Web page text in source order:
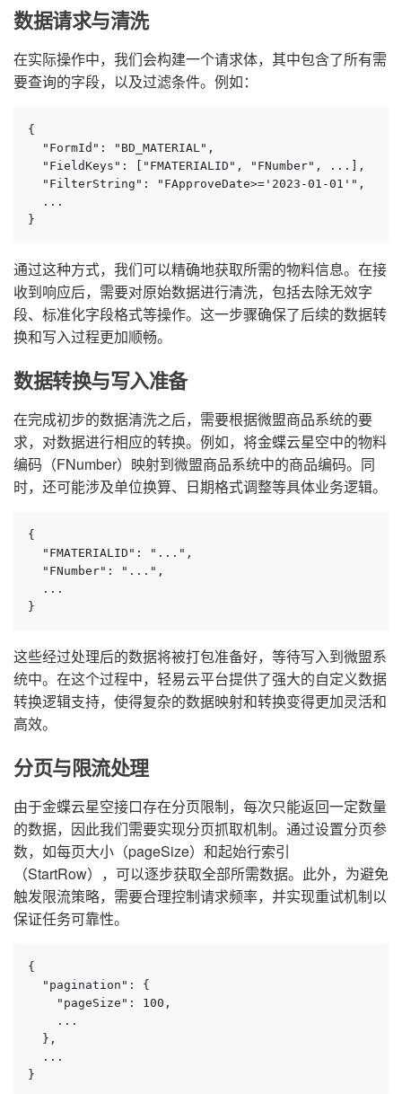
数据请求与清洗
在实际操作中，我们会构建一个请求体，其中包含了所有需
要查询的字段，以及过滤条件。例如：
{
  "FormId": "BD_MATERIAL",
  "FieldKeys": ["FMATERIALID", "FNumber", ...],
  "FilterString": "FApproveDate>='2023-01-01'",
  ...
}
通过这种方式，我们可以精确地获取所需的物料信息。在接
收到响应后，需要对原始数据进行清洗，包括去除无效字
段、标准化字段格式等操作。这一步骤确保了后续的数据转
换和写入过程更加顺畅。
数据转换与写入准备
在完成初步的数据清洗之后，需要根据微盟商品系统的要
求，对数据进行相应的转换。例如，将金蝶云星空中的物料
编码（FNumber）映射到微盟商品系统中的商品编码。同
时，还可能涉及单位换算、日期格式调整等具体业务逻辑。
{
  "FMATERIALID": "...",
  "FNumber": "...",
  ...
}
这些经过处理后的数据将被打包准备好，等待写入到微盟系
统中。在这个过程中，轻易云平台提供了强大的自定义数据
转换逻辑支持，使得复杂的数据映射和转换变得更加灵活和
高效。
分页与限流处理
由于金蝶云星空接口存在分页限制，每次只能返回一定数量
的数据，因此我们需要实现分页抓取机制。通过设置分页参
数，如每页大小（pageSize）和起始行索引
（StartRow），可以逐步获取全部所需数据。此外，为避免
触发限流策略，需要合理控制请求频率，并实现重试机制以
保证任务可靠性。
{
  "pagination": {
    "pageSize": 100,
    ...
  },
  ...
}